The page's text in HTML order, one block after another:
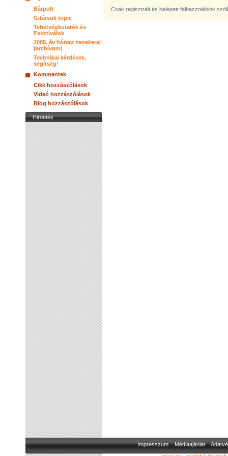
Bárpult
Gitársuli topic
Tehetségkutatók és
Fesztiválok
2005. év hónap zenekarai
(archívum)
Technikai kérdések,
segítség!
Kommentek
Cikk hozzászólások
Videó hozzászólások
Blog hozzászólások
Hirdetés
Csak regisztrált és belépett felhasználóink
Impresszum Médiaajánlat